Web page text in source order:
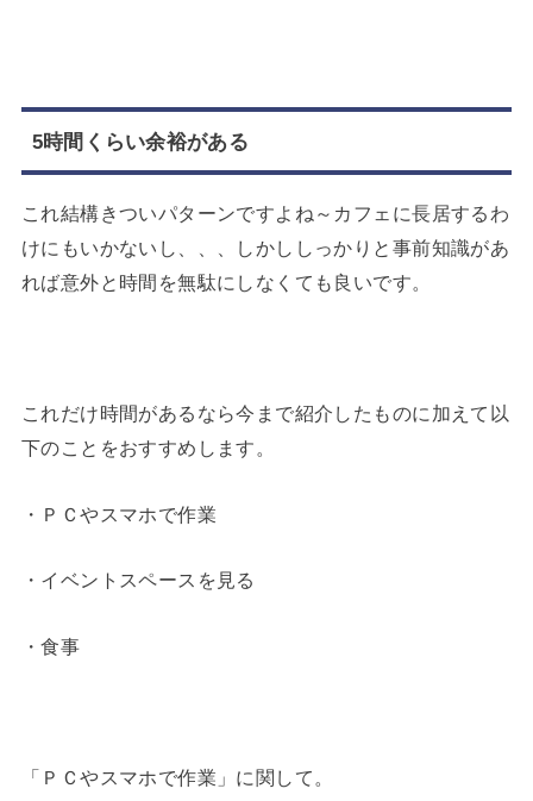
5時間くらい余裕がある
これ結構きついパターンですよね～カフェに長居するわ
けにもいかないし、、、しかししっかりと事前知識があ
れば意外と時間を無駄にしなくても良いです。
これだけ時間があるなら今まで紹介したものに加えて以
下のことをおすすめします。
・ＰＣやスマホで作業
・イベントスペースを見る
・食事
「ＰＣやスマホで作業」に関して。